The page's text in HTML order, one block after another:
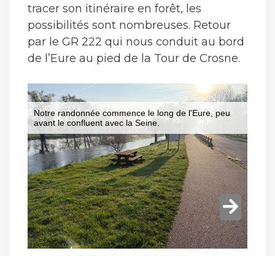
tracer son itinéraire en forêt, les
possibilités sont nombreuses. Retour
par le GR 222 qui nous conduit au bord
de l’Eure au pied de la Tour de Crosne.